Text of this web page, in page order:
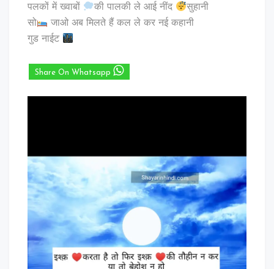
पलकों में ख्वाबों की पालकी ले आई नींद
सुहानी
सो
जाओ अब मिलते हैं कल ले कर नई कहानी
गुड नाईट
Share On Whatsapp